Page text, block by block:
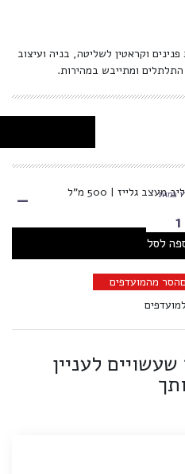
וקראטין לשליטה, בניה ועיצוב
ומתייבש במהירות.
גלייז | 500 מ"לכמות -
לסל
הסר מהמועדפים
לעניין